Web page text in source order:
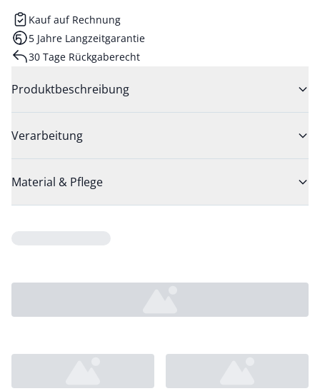
Kauf auf Rechnung
5 Jahre Langzeitgarantie
30 Tage Rückgaberecht
Produktbeschreibung
Verarbeitung
Material & Pflege